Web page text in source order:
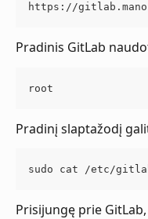
https://
Pradinis GitLab
root
Pradinį slaptažodį
sudo cat /etc/
Prisijungę prie